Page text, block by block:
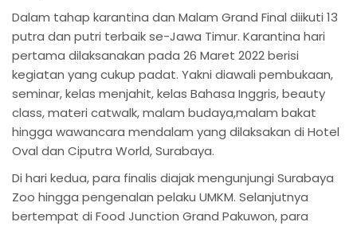
Dalam tahap karantina dan Malam Grand Final diikuti 13
putra dan putri terbaik se-Jawa Timur. Karantina hari
pertama dilaksanakan pada 26 Maret 2022 berisi
kegiatan yang cukup padat. Yakni diawali pembukaan,
seminar, kelas menjahit, kelas Bahasa Inggris, beauty
class, materi catwalk, malam budaya,malam bakat
hingga wawancara mendalam yang dilaksakan di Hotel
Oval dan Ciputra World, Surabaya.
Di hari kedua, para finalis diajak mengunjungi Surabaya
Zoo hingga pengenalan pelaku UMKM. Selanjutnya
bertempat di Food Junction Grand Pakuwon, para